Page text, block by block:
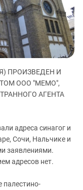
В ЧЕЧНЕ
АКТИВИСТОВ
И ПРОТЕСТЫ
ПРОИЗВЕДЕН И
ООО "МЕМО",
АГЕНТА
адреса синагог и
Сочи, Нальчике и
заявлениями.
адресов нет.
палестино-